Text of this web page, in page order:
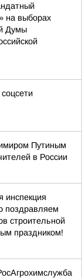
на выборах
Думы
Путиным
в России
инспекция
поздравляем
строительной
праздником!